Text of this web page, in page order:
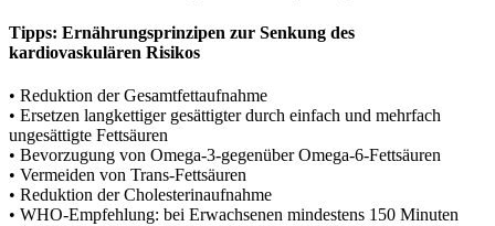
Tipps: Ernährungsprinzipen zur Senkung des
kardiovaskulären Risikos
• Reduktion der Gesamtfettaufnahme
• Ersetzen langkettiger gesättigter durch einfach und mehrfach
ungesättigte Fettsäuren
• Bevorzugung von Omega-3-gegenüber Omega-6-Fettsäuren
• Vermeiden von Trans-Fettsäuren
• Reduktion der Cholesterinaufnahme
• WHO-Empfehlung: bei Erwachsenen mindestens 150 Minuten